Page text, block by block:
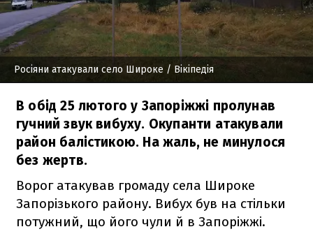
Росіяни атакували село Широке / Вікіпедія
В обід 25 лютого у Запоріжжі пролунав
гучний звук вибуху. Окупанти атакували
район балістикою. На жаль, не минулося
без жертв.
Ворог атакував громаду села Широке
Запорізького району. Вибух був на стільки
потужний, що його чули й в Запоріжжі.